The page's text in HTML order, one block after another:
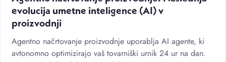
evolucija umetne inteligence (AI) v
proizvodnji
Agentno načrtovanje proizvodnje uporablja AI agente, ki
avtonomno optimizirajo vaš tovarniški urnik 24 ur na dan.